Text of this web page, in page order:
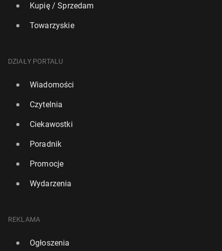
Kupię / Sprzedam
Towarzyskie
DZIAŁY PORTALU
Wiadomości
Czytelnia
Ciekawostki
Poradnik
Promocje
Wydarzenia
REKLAMA
Ogłoszenia